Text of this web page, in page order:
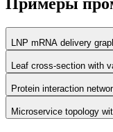
Примеры
LNP mRNA delivery
Leaf cross-section with
Protein interaction
Microservice topology